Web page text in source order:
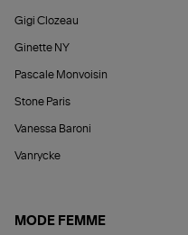
Gigi Clozeau
Ginette NY
Pascale Monvoisin
Stone Paris
Vanessa Baroni
Vanrycke
MODE FEMME